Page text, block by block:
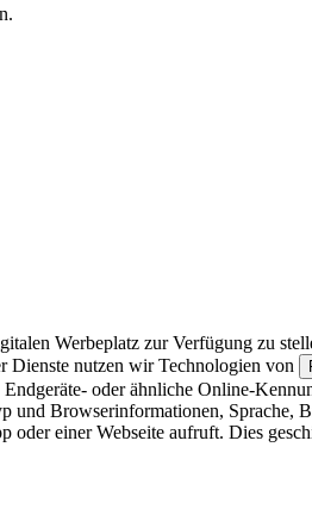
Werbeplatz zur Verfügung zu
Dienste nutzen wir Technologien von
oder ähnliche Online-
Browserinformationen, Sprache,
einer Webseite aufruft. Dies